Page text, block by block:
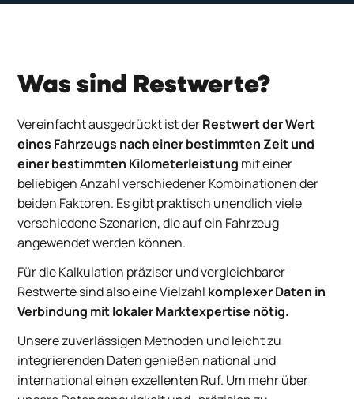
Was sind Restwerte?
Vereinfacht ausgedrückt ist derRestwert der Wert
eines Fahrzeugs nach einer bestimmten Zeit und
einer bestimmten Kilometerleistung mit einer
beliebigen Anzahl verschiedener Kombinationen der
beiden Faktoren. Es gibt praktisch unendlich viele
verschiedene Szenarien, die auf ein Fahrzeug
angewendet werden können.
Für die Kalkulation präziser und vergleichbarer
Restwerte sind also eine Vielzahl komplexer Daten in
Verbindung mit lokaler Marktexpertise nötig.
Unsere zuverlässigen Methoden und leicht zu
integrierenden Daten genießen national und
international einen exzellenten Ruf. Um mehr über